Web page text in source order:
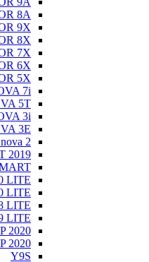
HONOR 8A
HONOR 9X
HONOR 8X
HONOR 7X
HONOR 6X
HONOR 5X
NOVA 7i
NOVA 5T
NOVA 3i
NOVA 3E
Huawei nova 2+
P SMART 2019
P SMART
P30 LITE
P10 LITE
P8 LITE
P9 LITE
Y7P 2020
Y5P 2020